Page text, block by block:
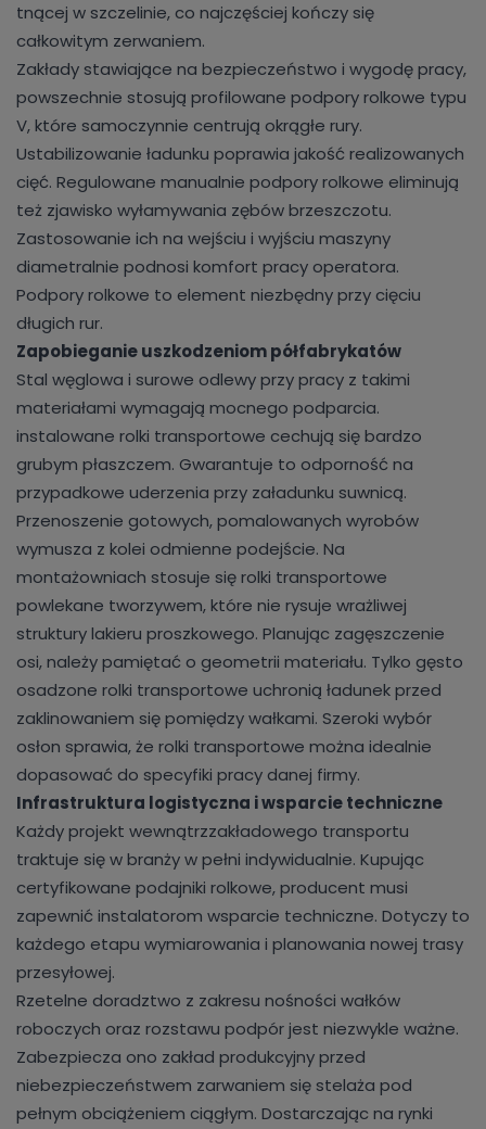
tnącej w szczelinie, co najczęściej kończy się
całkowitym zerwaniem.
Zakłady stawiające na bezpieczeństwo i wygodę pracy,
powszechnie stosują profilowane podpory rolkowe typu
V, które samoczynnie centrują okrągłe rury.
Ustabilizowanie ładunku poprawia jakość realizowanych
cięć. Regulowane manualnie podpory rolkowe eliminują
też zjawisko wyłamywania zębów brzeszczotu.
Zastosowanie ich na wejściu i wyjściu maszyny
diametralnie podnosi komfort pracy operatora.
Podpory rolkowe to element niezbędny przy cięciu
długich rur.
Zapobieganie uszkodzeniom półfabrykatów
Stal węglowa i surowe odlewy przy pracy z takimi
materiałami wymagają mocnego podparcia.
instalowane rolki transportowe cechują się bardzo
grubym płaszczem. Gwarantuje to odporność na
przypadkowe uderzenia przy załadunku suwnicą.
Przenoszenie gotowych, pomalowanych wyrobów
wymusza z kolei odmienne podejście. Na
montażowniach stosuje się rolki transportowe
powlekane tworzywem, które nie rysuje wrażliwej
struktury lakieru proszkowego. Planując zagęszczenie
osi, należy pamiętać o geometrii materiału. Tylko gęsto
osadzone rolki transportowe uchronią ładunek przed
zaklinowaniem się pomiędzy wałkami. Szeroki wybór
osłon sprawia, że rolki transportowe można idealnie
dopasować do specyfiki pracy danej firmy.
Infrastruktura logistyczna i wsparcie techniczne
Każdy projekt wewnątrzzakładowego transportu
traktuje się w branży w pełni indywidualnie. Kupując
certyfikowane podajniki rolkowe, producent musi
zapewnić instalatorom wsparcie techniczne. Dotyczy to
każdego etapu wymiarowania i planowania nowej trasy
przesyłowej.
Rzetelne doradztwo z zakresu nośności wałków
roboczych oraz rozstawu podpór jest niezwykle ważne.
Zabezpiecza ono zakład produkcyjny przed
niebezpieczeństwem zarwaniem się stelaża pod
pełnym obciążeniem ciągłym. Dostarczając na rynki